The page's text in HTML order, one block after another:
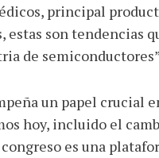
principal
son tendencias
de
un papel crucial
hoy, incluido el
congreso es una